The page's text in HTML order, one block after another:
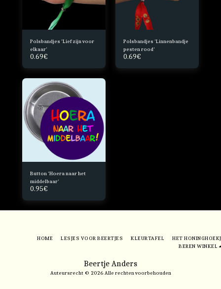
Polsbandjes 'Lief zijn voor
elkaar'
0.69€
Polsbandjes 'Linnenbandje
pesten rood'
0.69€
Button 'Hoera naar het
middelbaar'
0.95€
Beertje Anders
Auteursrecht © 2026 Alle rechten voorbehouden
HOME LESJES VOOR BEERTJES KLEURTAFEL
HET
BEREN WINKEL